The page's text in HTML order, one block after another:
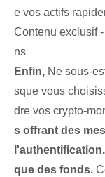
e vos actifs
Contenu exclusif
ns
Enfin, Ne sous-
sque vous
dre vos crypto-
s offrant des
l'authentification.
que des fonds.